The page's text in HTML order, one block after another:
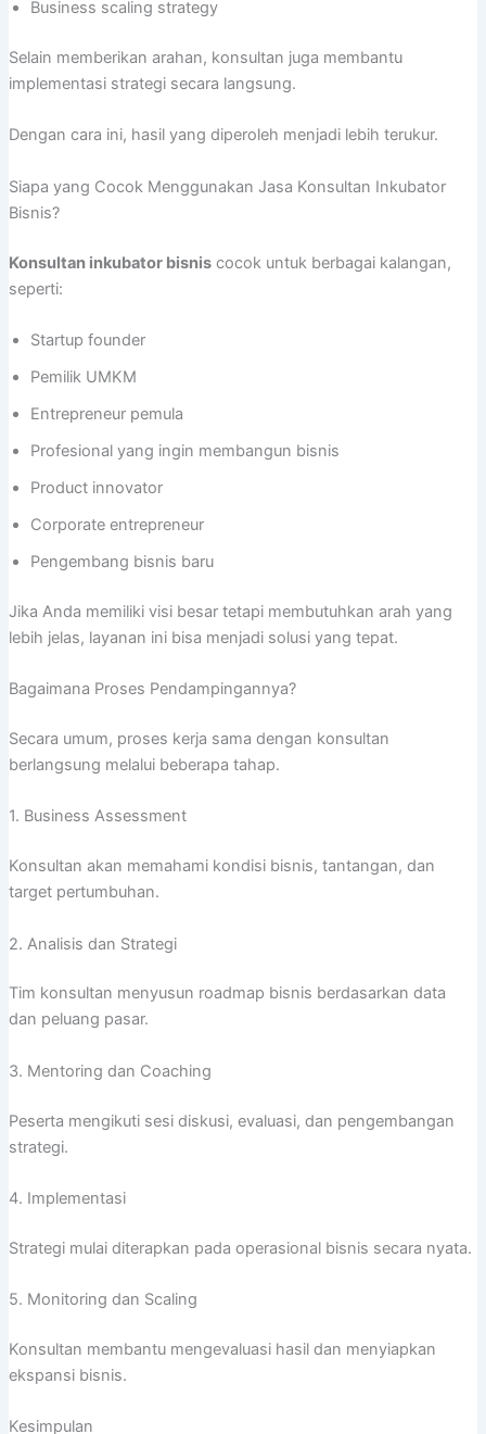
Business scaling strategy
Selain memberikan arahan, konsultan juga membantu
implementasi strategi secara langsung.
Dengan cara ini, hasil yang diperoleh menjadi lebih terukur.
Siapa yang Cocok Menggunakan Jasa Konsultan Inkubator
Bisnis?
Konsultan inkubator bisniscocok untuk berbagai kalangan,
seperti:
Startup founder
Pemilik UMKM
Entrepreneur pemula
Profesional yang ingin membangun bisnis
Product innovator
Corporate entrepreneur
Pengembang bisnis baru
Jika Anda memiliki visi besar tetapi membutuhkan arah yang
lebih jelas, layanan ini bisa menjadi solusi yang tepat.
Bagaimana Proses Pendampingannya?
Secara umum, proses kerja sama dengan konsultan
berlangsung melalui beberapa tahap.
1. Business Assessment
Konsultan akan memahami kondisi bisnis, tantangan, dan
target pertumbuhan.
2. Analisis dan Strategi
Tim konsultan menyusun roadmap bisnis berdasarkan data
dan peluang pasar.
3. Mentoring dan Coaching
Peserta mengikuti sesi diskusi, evaluasi, dan pengembangan
strategi.
4. Implementasi
Strategi mulai diterapkan pada operasional bisnis secara nyata.
5. Monitoring dan Scaling
Konsultan membantu mengevaluasi hasil dan menyiapkan
ekspansi bisnis.
Kesimpulan